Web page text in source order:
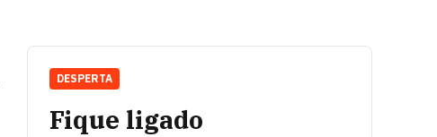
Fique ligado
DESPERTA